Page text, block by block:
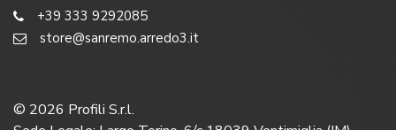
+39 333 9292085
store@sanremo.arredo3.it
© 2026 Profili S.r.l.